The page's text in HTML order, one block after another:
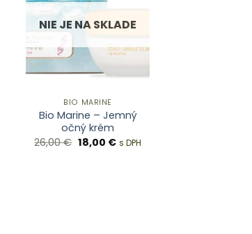
NIE JE NA SKLADE
BIO MARINE
Bio Marine – Jemný
očný krém
26,00€ Pôvodná
cena
18,00 €Aktuálna
s DPH